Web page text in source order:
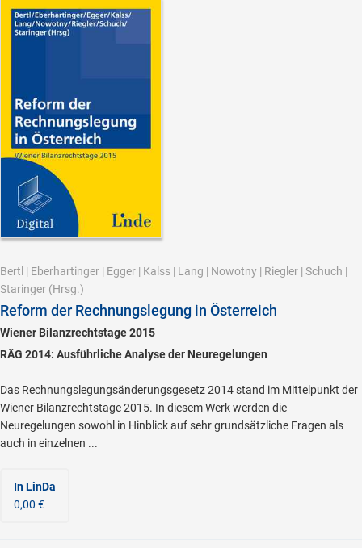
Bertl | Eberhartinger | Egger | Kalss | Lang | Nowotny | Riegler | Schuch |
Staringer (Hrsg.)
Reform der Rechnungslegung in Österreich
Wiener Bilanzrechtstage 2015
RÄG 2014: Ausführliche Analyse der Neuregelungen
Das Rechnungslegungsänderungsgesetz 2014 stand im Mittelpunkt der
Wiener Bilanzrechtstage 2015. In diesem Werk werden die
Neuregelungen sowohl in Hinblick auf sehr grundsätzliche Fragen als
auch in einzelnen ...
In LinDa
0,00 €